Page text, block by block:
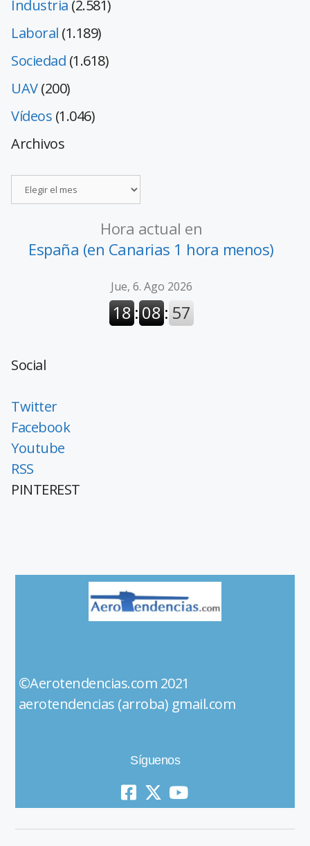
Industria (2.581)
Laboral (1.189)
Sociedad (1.618)
UAV(200)
Vídeos (1.046)
Archivos
Hora actual en
España (en Canarias 1 hora menos)
Social
Twitter
Facebook
Youtube
RSS
PINTEREST
©Aerotendencias.com 2021
aerotendencias (arroba) gmail.com
Síguenos